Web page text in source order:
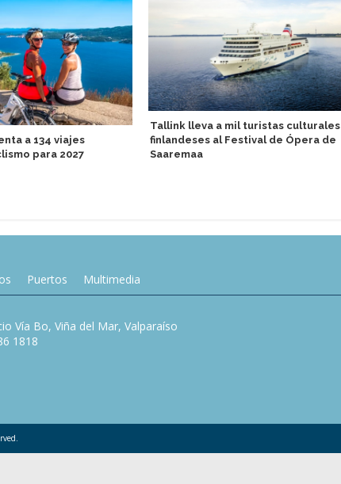
a 134 viajes
para 2027
Tallink lleva a mil turistas culturales
finlandeses al Festival de Ópera de
Saaremaa
Puertos Multimedia
Vía Bo, Viña del Mar, Valparaíso
1818